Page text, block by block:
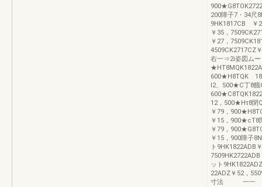
200障子7・34尺
9HK1817CB ￥
￥35，
￥27，
4509CK2717CZ
右一⇒2i姿図ム
600★H8TQK
l2、500★C丁8
12，500★Hτ8閉
￥79，
￥15，900★cT8
￥79，
￥15，900障子
ト9HK1822ADB
ット
22ADZ￥52，
寸法 一一 ア